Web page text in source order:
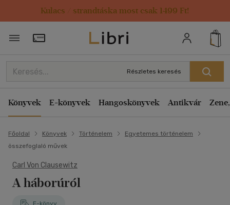
Kulacs / strandtáska most csak 1499 Ft!
Törzsvásárlói Kártya adatai
Részletes keresés
Könyvek E-könyvek Hangoskönyvek Antikvár
Főoldal Könyvek Történelem
Egyetemes történelem
összefoglaló művek
Carl Von Clausewitz
A háborúról
E-könyv